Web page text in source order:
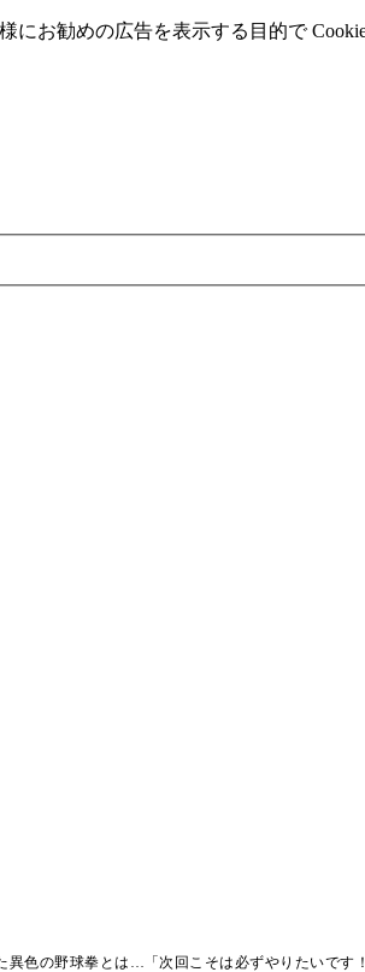
お勧めの広告を表⽰する⽬的で
異色の野球拳とは…「次回こそは必ずやりたいです